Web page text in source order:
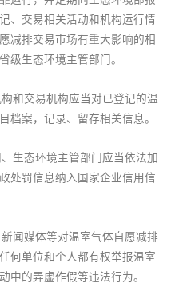
、交易相关活动和机构运行情
减排交易市场有重大影响的相
级生态环境主管部门。
和交易机构应当对已登记的温
档案，记录、留存相关信息。
生态环境主管部门应当依法加
处罚信息纳入国家企业信用信
闻媒体等对温室气体自愿减排
何单位和个人都有权举报温室
中的弄虚作假等违法行为。